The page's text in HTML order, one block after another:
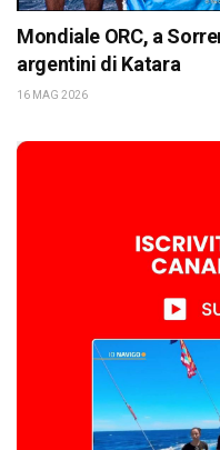
Mondiale ORC, a
argentini di Katara
16 MAG 2026